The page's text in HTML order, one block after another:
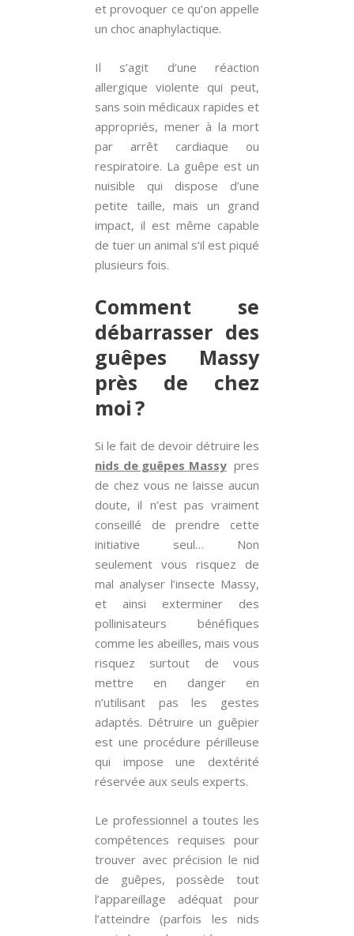
et provoquer ce qu’on appelle
un choc anaphylactique.
Il s’agit d’une réaction
allergique violente qui peut,
sans soin médicaux rapides et
appropriés, mener à la mort
par arrêt cardiaque ou
respiratoire. La guêpe est un
nuisible qui dispose d’une
petite taille, mais un grand
impact, il est même capable
de tuer un animal s’il est piqué
plusieurs fois.
Comment se
débarrasser des
guêpes Massy
près de chez
moi ?
Si le fait de devoir détruire les
nids de guêpes Massypres
de chez vous ne laisse aucun
doute, il n’est pas vraiment
conseillé de prendre cette
initiative seul… Non
seulement vous risquez de
mal analyser l’insecte Massy,
et ainsi exterminer des
pollinisateurs bénéfiques
comme les abeilles, mais vous
risquez surtout de vous
mettre en danger en
n’utilisant pas les gestes
adaptés. Détruire un guêpier
est une procédure périlleuse
qui impose une dextérité
réservée aux seuls experts.
Le professionnel a toutes les
compétences requises pour
trouver avec précision le nid
de guêpes, possède tout
l’appareillage adéquat pour
l’atteindre (parfois les nids